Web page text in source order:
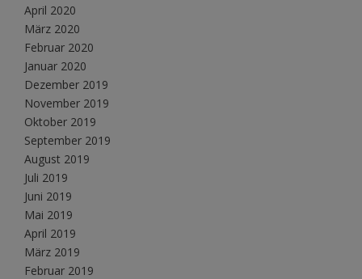
April 2020
März 2020
Februar 2020
Januar 2020
Dezember 2019
November 2019
Oktober 2019
September 2019
August 2019
Juli 2019
Juni 2019
Mai 2019
April 2019
März 2019
Februar 2019